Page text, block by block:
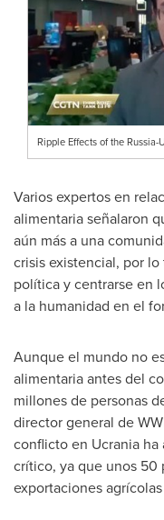
Ripple Effects of the
Varios expertos en
alimentaria señalaron
aún más a una
crisis existencial, por
política y centrarse en
a la humanidad en el
Aunque el mundo no
alimentaria antes del
millones de personas
director general de
conflicto en Ucrania ha
crítico, ya que unos 50
exportaciones